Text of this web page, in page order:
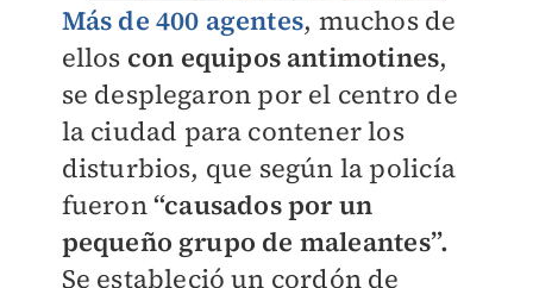
Más de 400 agentes, muchos de
ellos con equipos antimotines,
se desplegaron por el centro de
la ciudad para contener los
disturbios, que según la policía
fueron“causados por un
pequeño grupo de maleantes”.
Se estableció un cordón de